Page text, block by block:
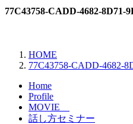
77C43758-CADD-4682-8D71-
HOME
77C43758-CADD-4682-
Home
Profile
MOVIE
話し方セミナー